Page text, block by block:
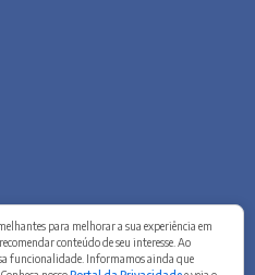
para melhorar a sua experiência em
conteúdo de seu interesse. Ao
funcionalidade. Informamos ainda que